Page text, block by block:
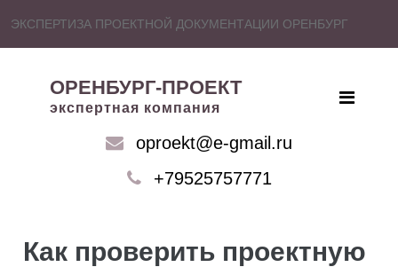
ЭКСПЕРТИЗА ПРОЕКТНОЙ ДОКУМЕНТАЦИИ ОРЕНБУРГ
ОРЕНБУРГ-ПРОЕКТ
экспертная компания
oproekt@e-gmail.ru
+79525757771
Как проверить проектную